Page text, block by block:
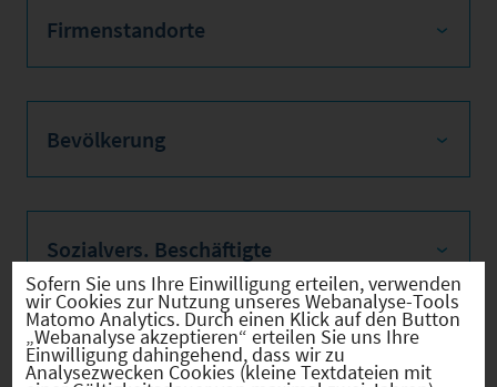
Firmenstandorte
Bevölkerung
Sozialvers. Beschäftigte
Verkehrsinfrastruktur
Sofern Sie uns Ihre Einwilligung erteilen, verwenden
wir Cookies zur Nutzung unseres Webanalyse-Tools
Matomo Analytics. Durch einen Klick auf den Button
„Webanalyse akzeptieren“ erteilen Sie uns Ihre
Einwilligung dahingehend, dass wir zu
Analysezwecken Cookies (kleine Textdateien mit